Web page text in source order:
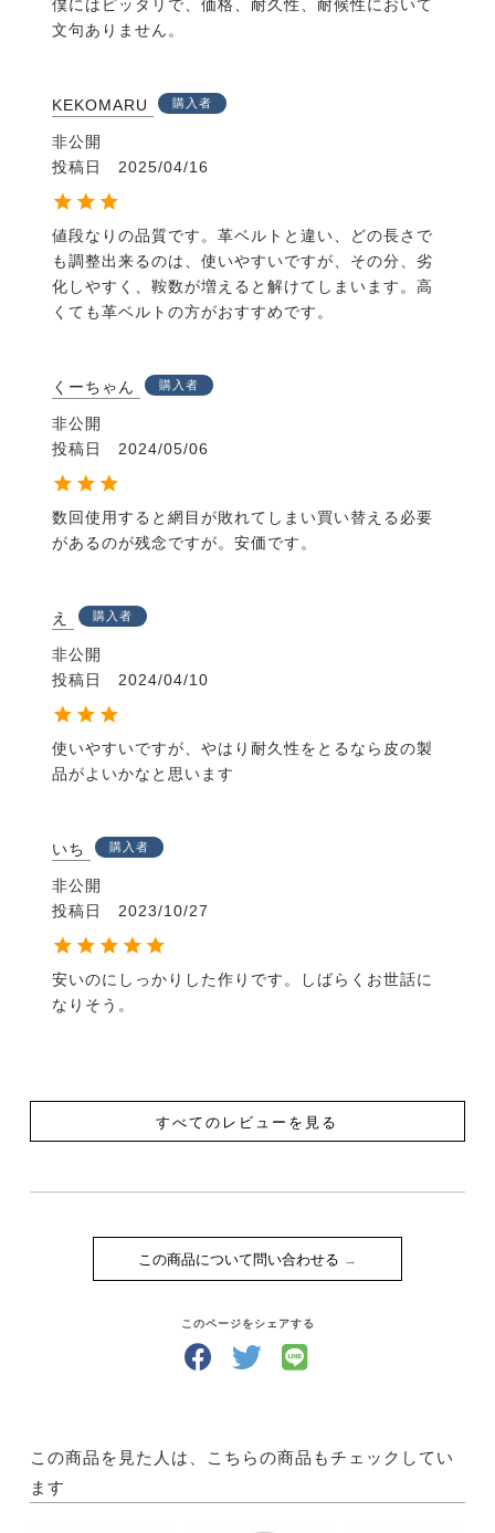
僕にはピッタリで、価格、耐久性、耐候性において
文句ありません。
KEKOMARU 購入者
非公開
投稿日
2025/04/16
値段なりの品質です。革ベルトと違い、どの長さで
も調整出来るのは、使いやすいですが、その分、劣
化しやすく、鞍数が増えると解けてしまいます。高
くても革ベルトの方がおすすめです。
くーちゃん 購入者
非公開
投稿日
2024/05/06
数回使用すると網目が敗れてしまい買い替える必要
があるのが残念ですが。安価です。
え 購入者
非公開
投稿日
2024/04/10
使いやすいですが、やはり耐久性をとるなら皮の製
品がよいかなと思います
いち 購入者
非公開
投稿日
2023/10/27
安いのにしっかりした作りです。しばらくお世話に
なりそう。
すべてのレビューを見る
この商品について問い合わせる
このページをシェアする
この商品を見た人は、こちらの商品もチェックしてい
ます